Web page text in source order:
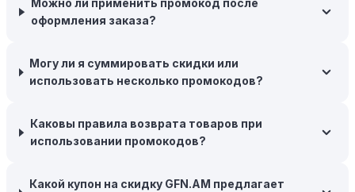
складские запасы. Планируйте заранее и покупайте
товары на следующий сезон, когда они будут в
Возможность бесплатной доставки:Большинство
магазины предоставляют бесплатную доставку при
заказе на сумму, превышающую определенную,
нескольких товаром в одном заказе.
Можно ли применить промокод после
оформления заказа?
Могу ли я суммировать скидки или
использовать несколько промокодов?
Каковы правила возврата товаров при
использовании промокодов?
Какой купон на скидку GFN.AM предлагает